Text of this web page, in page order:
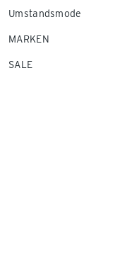
Umstandsmode
MARKEN
SALE